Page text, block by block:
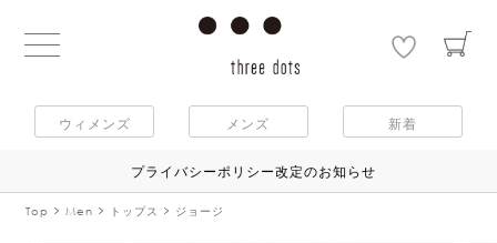
ウィメンズ メンズ 新着
プライバシーポリシー改定のお知らせ
Top Men トップス ジョージ